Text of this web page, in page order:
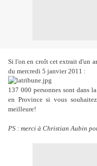
Si l'on en croît cet extrait d'un
du mercredi 5 janvier 2011 :
137 000 personnes sont dans
en Province si vous
meilleure!
PS : merci à Christian Aubin